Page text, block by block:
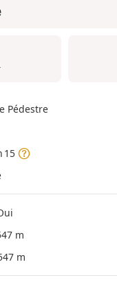
Pédestre
15
m
m